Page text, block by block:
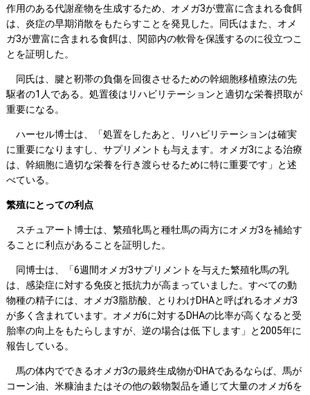
作用のある代謝産物を生成するため、オメガ3が豊富に含まれる食餌
は、炎症の早期消散をもたらすことを発見した。同氏はまた、オメ
ガ3が豊富に含まれる食餌は、関節内の軟骨を保護するのに役立つこ
とを証明した。
同氏は、腱と靭帯の負傷を回復させるための幹細胞移植療法の先
駆者の1人である。処置後はリハビリテーションと適切な栄養摂取が
重要になる。
ハーセル博士は、「処置をしたあと、リハビリテーションは確実
に重要になりますし、サプリメントも与えます。オメガ3による治療
は、幹細胞に適切な栄養を行き渡らせるために特に重要です」と述
べている。
繁殖にとっての利点
スチュアート博士は、繁殖牝馬と種牡馬の両方にオメガ3を補給す
ることに利点があることを証明した。
同博士は、「6週間オメガ3サプリメントを与えた繁殖牝馬の乳
は、感染症に対する免疫と抵抗力が高まっていました。すべての動
物種の精子には、オメガ3脂肪酸、とりわけDHAと呼ばれるオメガ3
が多く含まれています。オメガ6に対するDHAの比率が高くなると受
胎率の向上をもたらしますが、逆の場合は低 下します」と2005年に
報告している。
馬の体内でできるオメガ3の最終生成物がDHAであるならば、馬が
コーン油、米糠油またはその他の穀物製品を通じて大量のオメガ6を